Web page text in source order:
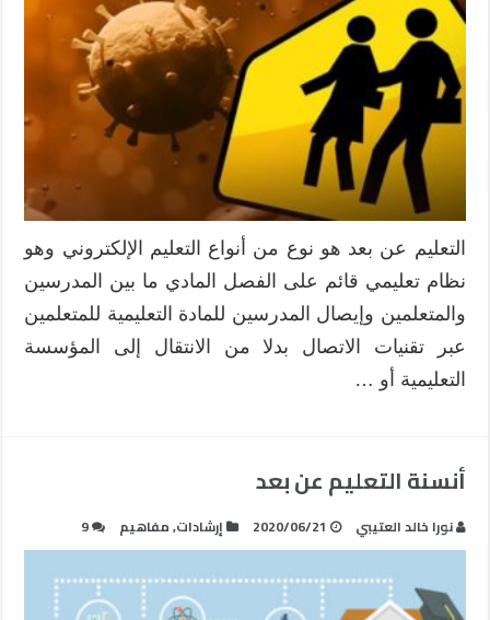
التعليم عن بعد هو نوع من أنواع التعليم الإلكتروني وهو
نظام تعليمي قائم على الفصل المادي ما بين المدرسين
والمتعلمين وإيصال المدرسين للمادة التعليمية للمتعلمين
عبر تقنيات الاتصال بدلا من الانتقال إلى المؤسسة
التعليمية أو …
أنسنة التعليم عن بعد
نورا خالد العتيبي 2020/06/21 إرشادات,مفاهيم 9